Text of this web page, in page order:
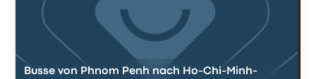
Busse von Phnom Penh nach Ho-Chi-Minh-